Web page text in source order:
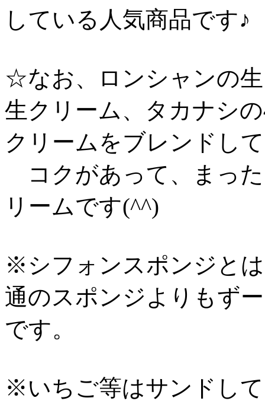
している人気商品です♪
☆なお、ロンシャンの
生クリーム、タカナシ
クリームをブレンドし
コクがあって、まっ
リームです(^^)
※シフォンスポンジと
通のスポンジよりもず
です。
※いちご等はサンドし